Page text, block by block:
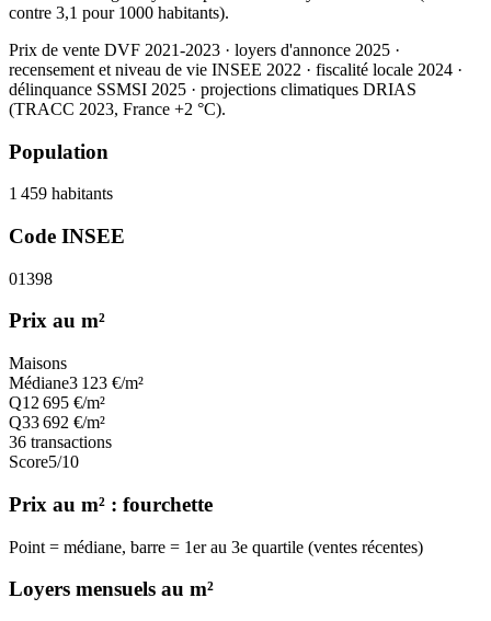
contre 3,1 pour 1000 habitants).
Prix de vente DVF 2021-2023 · loyers d'annonce 2025 ·
recensement et niveau de vie INSEE 2022 · fiscalité locale 2024 ·
délinquance SSMSI 2025 · projections climatiques DRIAS
(TRACC 2023, France +2 °C).
Population
1 459 habitants
Code INSEE
01398
Prix au m²
Maisons
Médiane3 123 €/m²
Q1 2 695 €/m²
Q33 692 €/m²
36 transactions
Score5/10
Prix au m² : fourchette
Point = médiane, barre = 1er au 3e quartile (ventes récentes)
Loyers mensuels au m²